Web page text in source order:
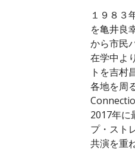
１９８３
を亀井良
から市民
在学中よ
トを吉村
各地を周
2017年に
プ・スト
共演を重